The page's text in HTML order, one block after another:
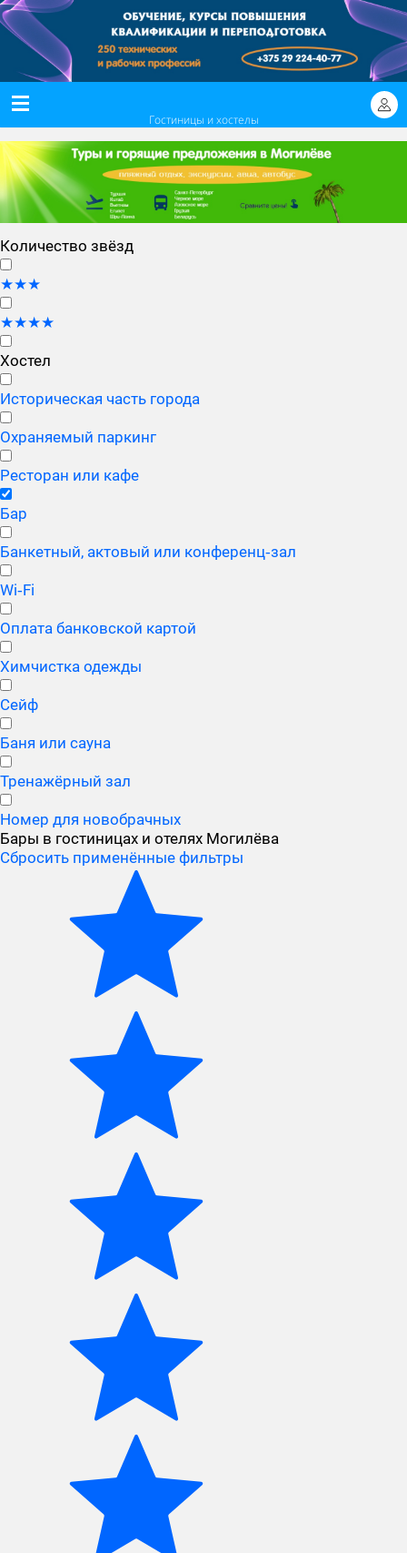
Гостиницы и хостелы
Количество звёзд
★★★
★★★★
Хостел
Историческая часть города
Охраняемый паркинг
Ресторан или кафе
Бар
Банкетный, актовый или конференц‑зал
Wi‑Fi
Оплата банковской картой
Химчистка одежды
Сейф
Баня или сауна
Тренажёрный зал
Номер для новобрачных
Бары в гостиницах и отелях Могилёва
Сбросить применённые фильтры